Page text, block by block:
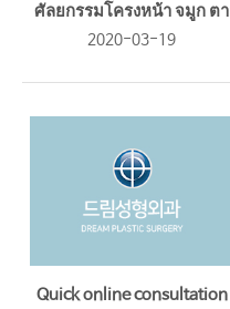
ศัลยกรรมโครงหน้า จมูก ตา
2020-03-19
Quick online consultation